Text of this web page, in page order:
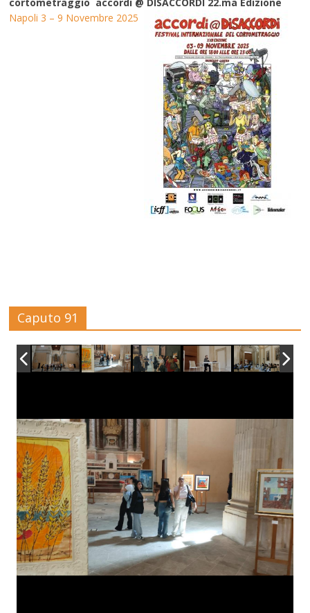
cortometraggio accordi @ DISACCORDI 22.ma Edizione
Napoli 3 – 9 Novembre 2025
Caputo 91